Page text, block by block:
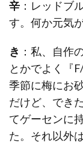
辛 ：レッドブ
す。何か元気
き ：私、自作
とかでよく『
季節に梅にお
だけど、でき
てゲーセンに
た。それ以外